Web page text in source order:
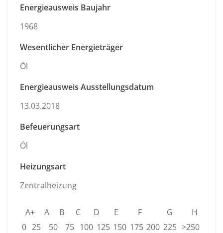
Energieausweis Baujahr
1968
Wesentlicher Energieträger
Öl
Energieausweis Ausstellungsdatum
13.03.2018
Befeuerungsart
Öl
Heizungsart
Zentralheizung
A+ A B C D E F G
H
0 25 50 75 100 125 150 175 200 225 >250